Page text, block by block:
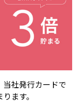
社発行カードで
ます。